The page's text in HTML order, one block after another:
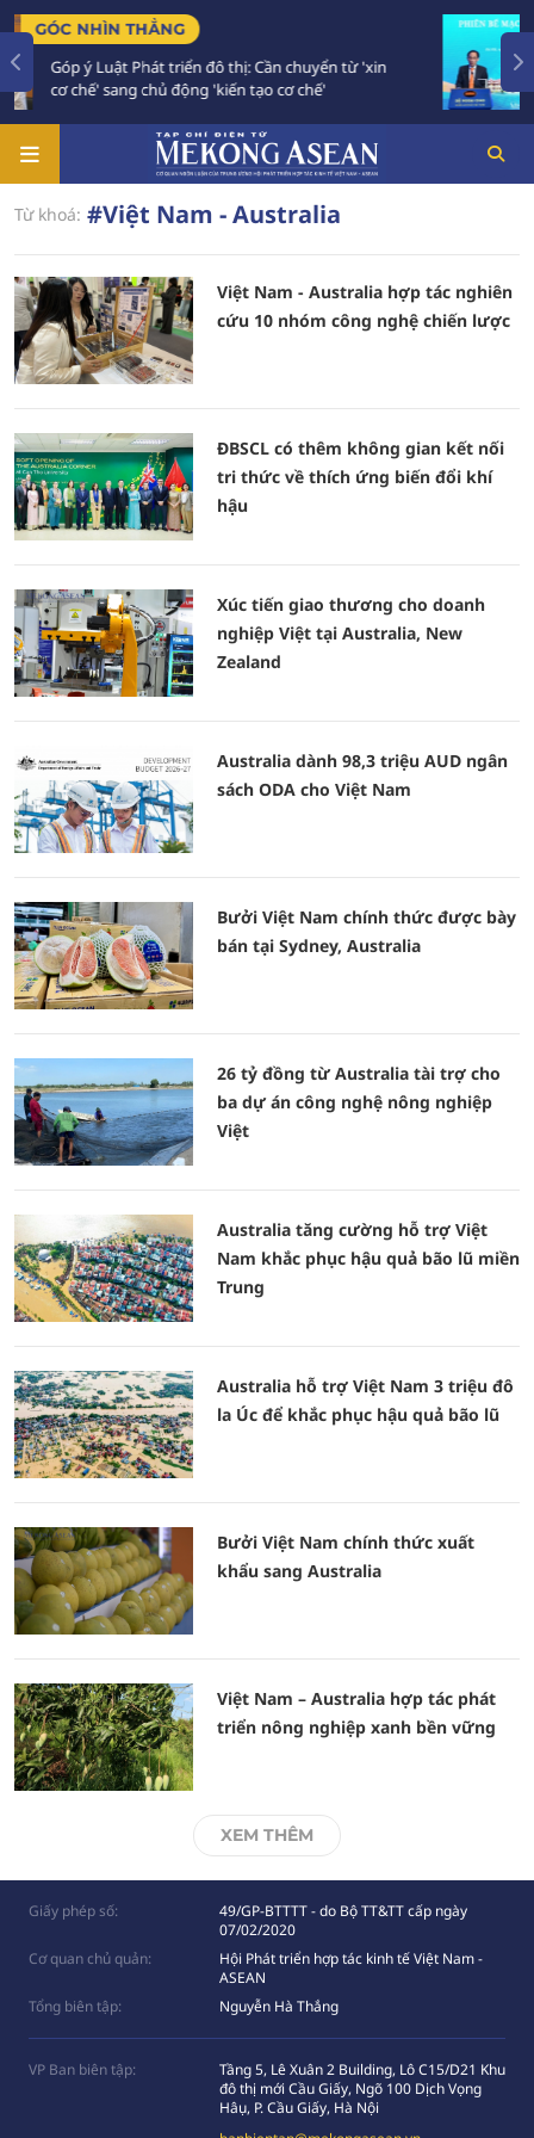
THẲNG
Luật Phát triển đô thị: Cần chuyển từ 'xin
sang chủ động 'kiến tạo cơ chế'
TIÊU
Bế mạc
vào
Từ khoá: #Việt Nam - Australia
Việt Nam - Australia hợp tác nghiên
cứu 10 nhóm công nghệ chiến lược
ĐBSCL có thêm không gian kết nối
tri thức về thích ứng biến đổi khí
hậu
Xúc tiến giao thương cho doanh
nghiệp Việt tại Australia, New
Zealand
Australia dành 98,3 triệu AUD ngân
sách ODA cho Việt Nam
Bưởi Việt Nam chính thức được bày
bán tại Sydney, Australia
26 tỷ đồng từ Australia tài trợ cho
ba dự án công nghệ nông nghiệp
Việt
Australia tăng cường hỗ trợ Việt
Nam khắc phục hậu quả bão lũ miền
Trung
Australia hỗ trợ Việt Nam 3 triệu đô
la Úc để khắc phục hậu quả bão lũ
Bưởi Việt Nam chính thức xuất
khẩu sang Australia
Việt Nam – Australia hợp tác phát
triển nông nghiệp xanh bền vững
XEM THÊM
Giấy phép số:
49/GP-BTTTT - do Bộ TT&TT cấp ngày
07/02/2020
Cơ quan chủ quản:
Hội Phát triển hợp tác kinh tế Việt Nam -
ASEAN
Tổng biên tập:
Nguyễn Hà Thắng
VP Ban biên tập:
Tầng 5, Lê Xuân 2 Building, Lô C15/D21 Khu
đô thị mới Cầu Giấy, Ngõ 100 Dịch Vọng
Hâụ, P. Cầu Giấy, Hà Nội